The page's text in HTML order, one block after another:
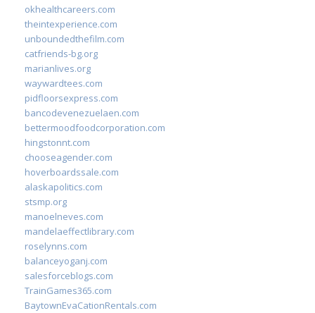
okhealthcareers.com
theintexperience.com
unboundedthefilm.com
catfriends-bg.org
marianlives.org
waywardtees.com
pidfloorsexpress.com
bancodevenezuelaen.com
bettermoodfoodcorporation.com
hingstonnt.com
chooseagender.com
hoverboardssale.com
alaskapolitics.com
stsmp.org
manoelneves.com
mandelaeffectlibrary.com
roselynns.com
balanceyoganj.com
salesforceblogs.com
TrainGames365.com
BaytownEvaCationRentals.com